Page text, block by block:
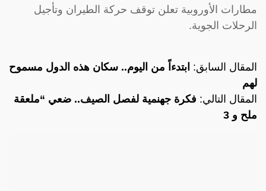
مطارات الأوروبية تعلن توقف حركة الطيران وتأجيل
الرحلات الجوية.
المقال السابق: ابتدءاً من اليوم.. سكان هذه الدول مسموح
لهم
المقال التالي: فكرة جهنمية لفصل الصيف.. ضعي “ملعقة
ملح و 3